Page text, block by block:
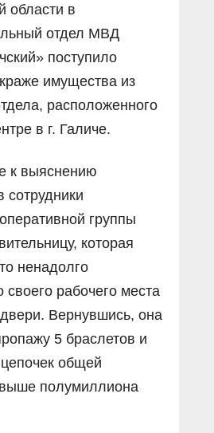
области в
отдел МВД
поступило
имущества из
расположенного
в г. Галиче.
к выяснению
сотрудники
группы
которая
ненадолго
своего рабочего места
Вернувшись, она
5 браслетов и
общей
полумиллиона